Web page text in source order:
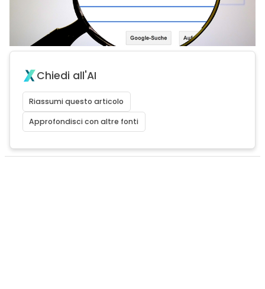
Chiedi all'AI
Riassumi questo articolo
Approfondisci con altre fonti